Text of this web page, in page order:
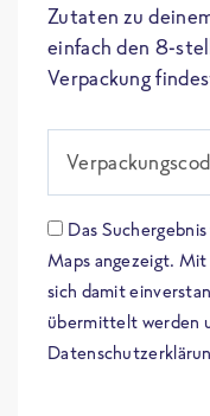
Zutaten zu
einfach den 8-
Verpackung
Das
Maps angezeigt.
sich damit
übermittelt werden